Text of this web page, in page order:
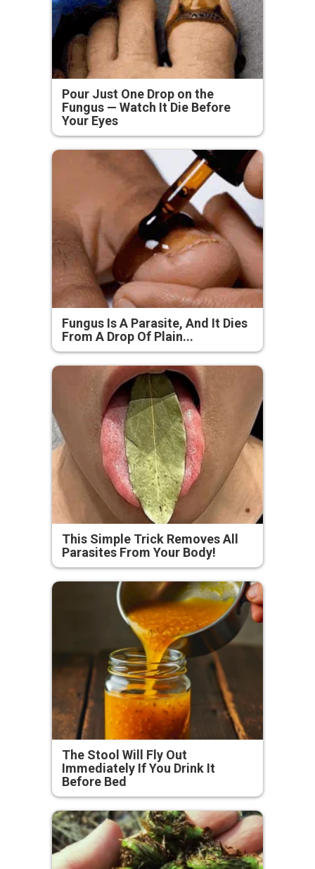
Pour Just One Drop on the
Fungus — Watch It Die Before
Your Eyes
Fungus Is A Parasite, And It Dies
From A Drop Of Plain...
This Simple Trick Removes All
Parasites From Your Body!
The Stool Will Fly Out
Immediately If You Drink It
Before Bed